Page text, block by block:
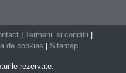
Termenii si conditii
de cookies Sitemap
rezervate.